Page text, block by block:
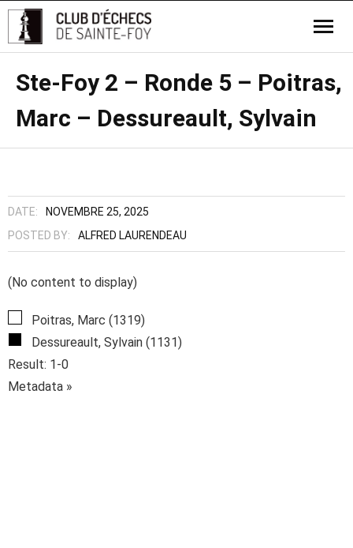
Ste-Foy 2 – Ronde 5 – Poitras,
Marc – Dessureault, Sylvain
DATE:
NOVEMBRE 25, 2025
POSTED BY:
ALFRED LAURENDEAU
(No content to display)
Poitras, Marc (1319)
Dessureault, Sylvain (1131)
Result: 1-0
Metadata »